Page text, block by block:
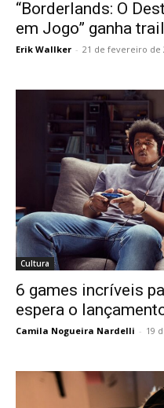
“Borderlands: O
em Jogo” ganha
Erik Wallker - 21 de fevereiro de
Cultura
6 games incríveis
espera o
Camila Nogueira Nardelli - 19